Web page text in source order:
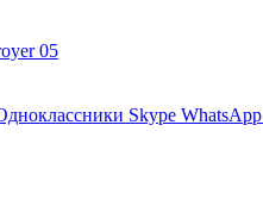
05
Skype WhatsApp